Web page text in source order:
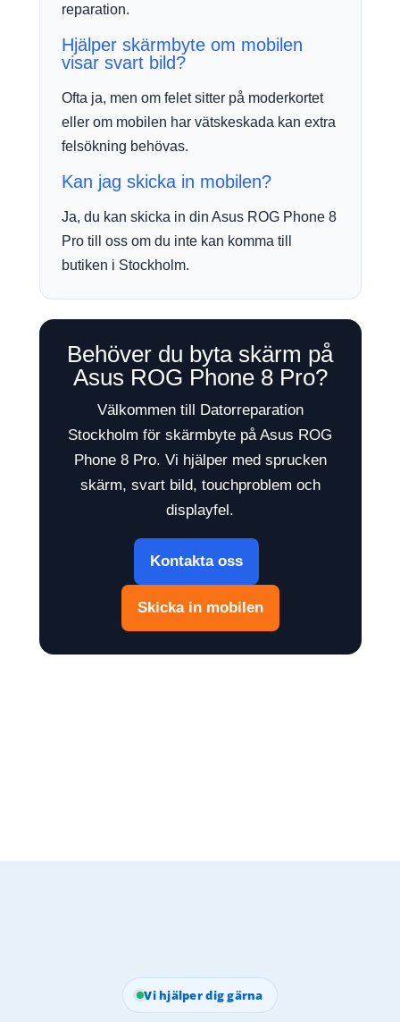
reparation.
Hjälper skärmbyte om mobilen
visar svart bild?
Ofta ja, men om felet sitter på moderkortet
eller om mobilen har vätskeskada kan extra
felsökning behövas.
Kan jag skicka in mobilen?
Ja, du kan skicka in din Asus ROG Phone 8
Pro till oss om du inte kan komma till
butiken i Stockholm.
Behöver du byta skärm på
Asus ROG Phone 8 Pro?
Välkommen till Datorreparation
Stockholm för skärmbyte på Asus ROG
Phone 8 Pro. Vi hjälper med sprucken
skärm, svart bild, touchproblem och
displayfel.
Kontakta oss
Skicka in mobilen
Vi hjälper dig gärna